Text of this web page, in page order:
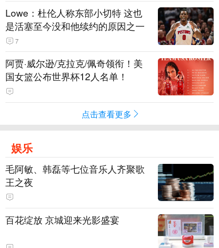
Lowe：杜伦人称东部小切特 这也
是活塞至今没和他续约的原因之一
7
阿贾·威尔逊/克拉克/佩奇领衔！美
国女篮公布世界杯12人名单！
点击查看更多
娱乐
毛阿敏、韩磊等七位音乐人齐聚歌
王之夜
百花绽放 京城迎来光影盛宴